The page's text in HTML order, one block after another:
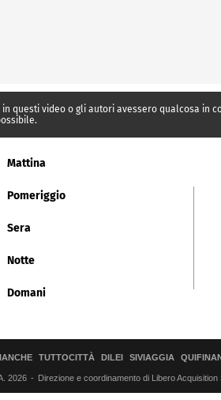
questi video o gli autori avessero qualcosa in
Mattina
Pomeriggio
Sera
Notte
Domani
TUTTOCITTÀ DILEI SIVIAGGIA
2026 Direzione e coordinamento di Libero Acquisition